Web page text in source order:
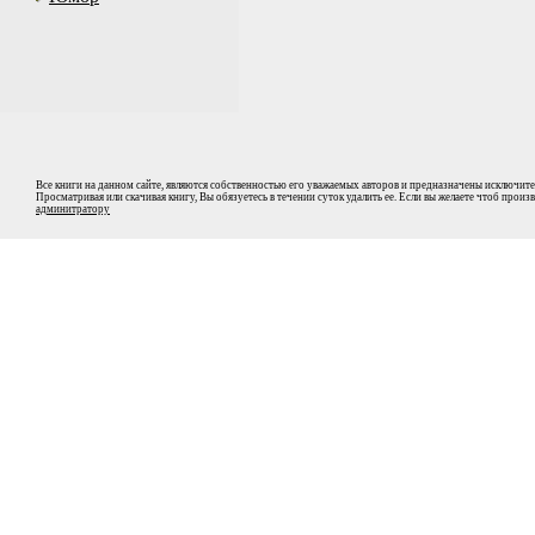
Все книги на данном сайте, являются собственностью его уважаемых авторов и предназначены
Просматривая или скачивая книгу, Вы обязуетесь в течении суток удалить ее. Если вы желаете чтоб
админитратору